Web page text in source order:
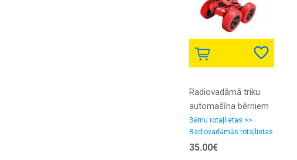
Radiovadāmā triku
automašīna bērniem
ar pulti, sarkana
Bērnu rotaļlietas >>
Radiovadāmās rotaļlietas
35.00€